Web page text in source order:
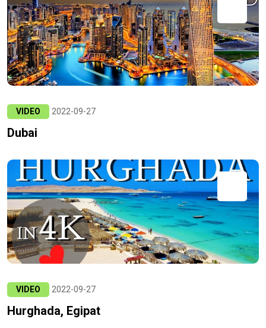
VIDEO 2022-09-27
Dubai
VIDEO 2022-09-27
Hurghada, Egipat